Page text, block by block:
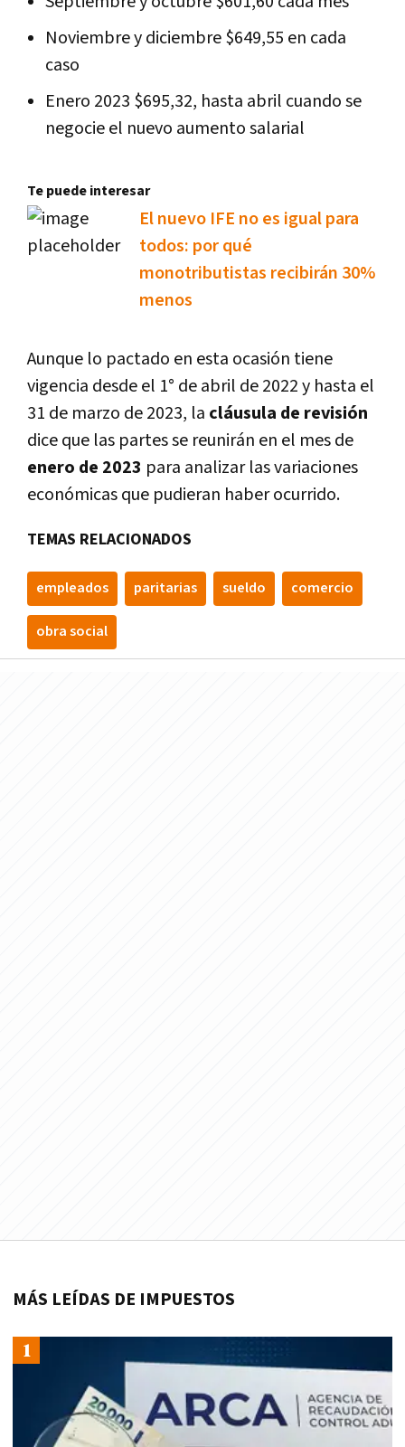
Noviembre y diciembre $649,55 en cada
caso
Enero 2023 $695,32, hasta abril cuando se
negocie el nuevo aumento salarial
Te puede interesar
El nuevo IFE no es igual para
todos: por qué
monotributistas recibirán 30%
menos
Aunque lo pactado en esta ocasión tiene
vigencia desde el 1° de abril de 2022 y hasta el
31 de marzo de 2023, la cláusula de revisión
dice que las partes se reunirán en el mes de
enero de 2023 para analizar las variaciones
económicas que pudieran haber ocurrido.
TEMAS RELACIONADOS
empleados paritarias sueldo comercio
obra social
MÁS LEÍDAS DE IMPUESTOS